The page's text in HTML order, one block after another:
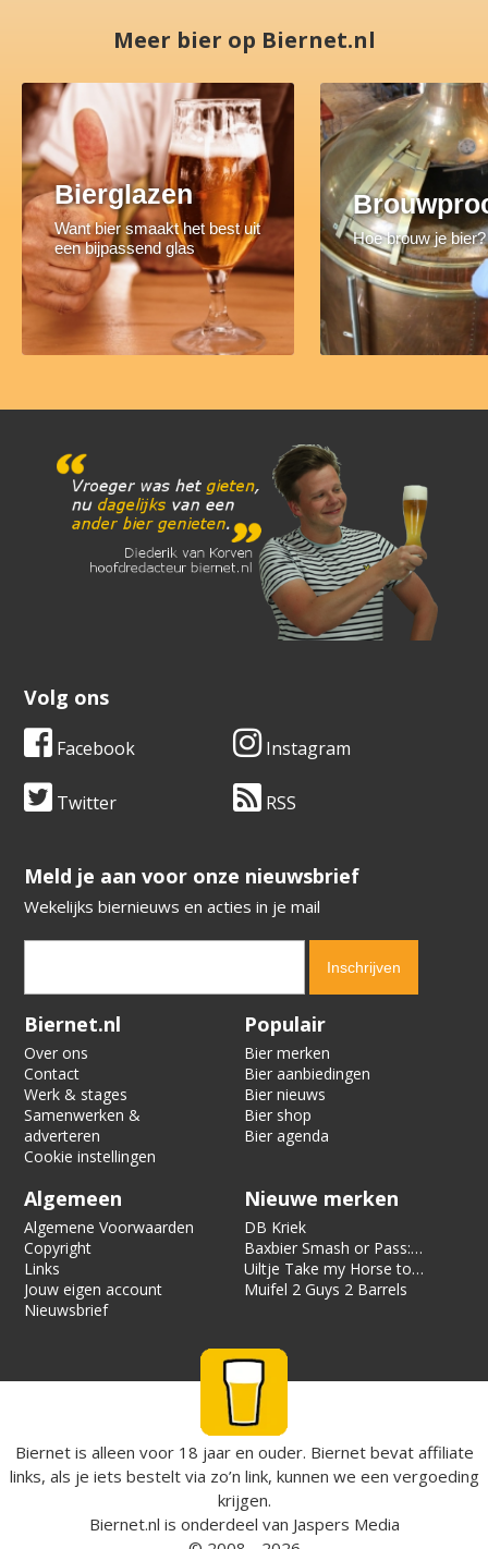
Meer bier op Biernet.nl
Bierglazen
Want bier smaakt het best uit
een bijpassend glas
Hoe brouw je bier?
Volg ons
Facebook Instagram
Twitter RSS
​​​​​​​Meld je aan voor onze nieuwsbrief
Wekelijks biernieuws en acties in je mail
Verification code:
Biernet.nl
Over ons
Contact
Werk & stages
Samenwerken &
adverteren
Cookie instellingen
Populair
Bier merken
Bier aanbiedingen
Bier nieuws
Bier shop
Bier agenda
Algemeen
Algemene Voorwaarden
Copyright
Links
Jouw eigen account
Nieuwsbrief
Nieuwe merken
DB Kriek
Baxbier Smash or Pass:
Strata
Uiltje Take my Horse to
the Hotel Room
Muifel 2 Guys 2 Barrels
Biernet is alleen voor 18 jaar en ouder. Biernet bevat affiliate
links, als je iets bestelt via zo’n link, kunnen we een vergoeding
krijgen.
Biernet.nl is onderdeel van Jaspers Media